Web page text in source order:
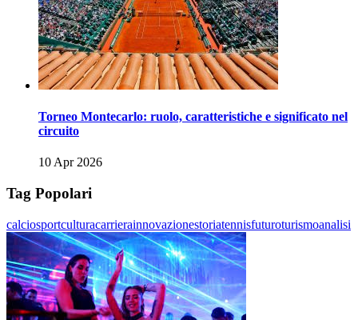
Torneo Montecarlo: ruolo, caratteristiche e significato nel
circuito
10 Apr 2026
Tag Popolari
calciosportculturacarrierainnovazionestoriatennisfuturoturismoanalisi